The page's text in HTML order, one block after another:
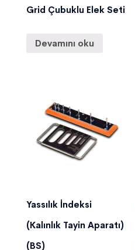
Grid Çubuklu Elek Seti
Devamını oku
Yassılık İndeksi
(Kalınlık Tayin Aparatı)
(BS)